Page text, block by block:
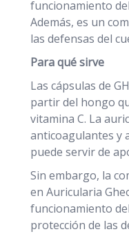
funcionamiento
Además, es un
las defensas del
Para qué sirve
Las cápsulas de
partir del hongo
vitamina C. La
anticoagulantes y
puede servir de
Sin embargo, la
en Auricularia
funcionamiento del
protección de las